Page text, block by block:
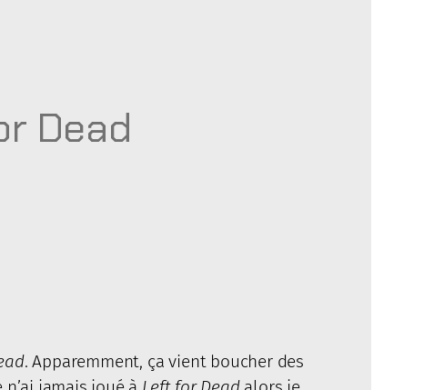
Dead
. Apparemment, ça vient boucher des